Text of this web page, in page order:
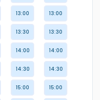
13:00
13:30
14:00
14:30
15:00
13:00
13:30
14:00
14:30
15:00